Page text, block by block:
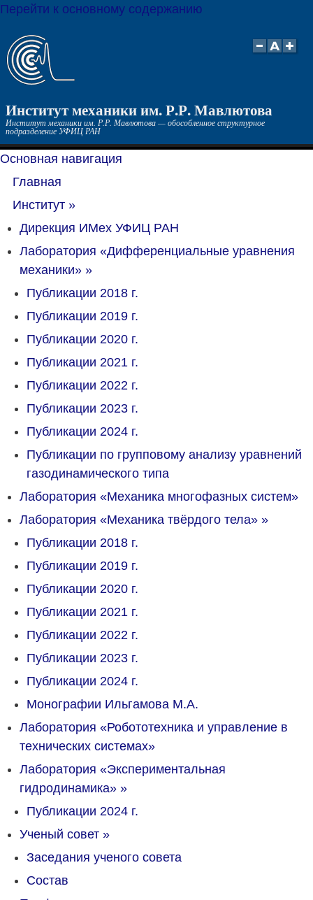
Перейти к основному содержанию
Институт механики им. Р.Р. Мавлютова
Институт механики им. Р.Р. Мавлютова — обособленное структурное
подразделение УФИЦ РАН
Основная навигация
Главная
Институт »
Дирекция ИМех УФИЦ РАН
Лаборатория «Дифференциальные уравнения
механики» »
Публикации 2018 г.
Публикации 2019 г.
Публикации 2020 г.
Публикации 2021 г.
Публикации 2022 г.
Публикации 2023 г.
Публикации 2024 г.
Публикации по групповому анализу уравнений
газодинамического типа
Лаборатория «Механика многофазных систем»
Лаборатория «Механика твёрдого тела» »
Публикации 2018 г.
Публикации 2019 г.
Публикации 2020 г.
Публикации 2021 г.
Публикации 2022 г.
Публикации 2023 г.
Публикации 2024 г.
Монографии Ильгамова М.А.
Лаборатория «Робототехника и управление в
технических системах»
Лаборатория «Экспериментальная
гидродинамика» »
Публикации 2024 г.
Ученый совет »
Заседания ученого совета
Состав